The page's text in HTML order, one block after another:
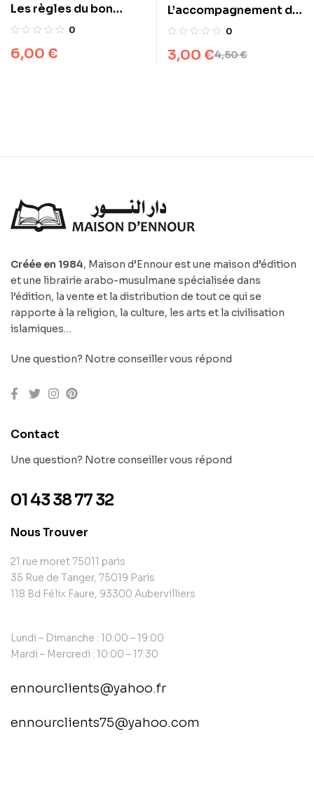
Les règles du bon
comportement
0
6,00 €
L’accompagnement du
malade
0
4,50€
3,00 €
Créée en 1984, Maison d’Ennour est une maison d’édition
et une librairie arabo-musulmane spécialisée dans
l’édition, la vente et la distribution de tout ce qui se
rapporte à la religion, la culture, les arts et la civilisation
islamiques…
Une question? Notre conseiller vous répond
Contact
Une question? Notre conseiller vous répond
01 43 38 77 32
Nous Trouver
21 rue moret 75011 paris
35 Rue de Tanger, 75019 Paris
118 Bd Félix Faure, 93300 Aubervilliers
Lundi – Dimanche : 10:00 – 19:00
Mardi – Mercredi : 10:00 – 17:30
ennourclients@yahoo.fr
ennourclients75@yahoo.com